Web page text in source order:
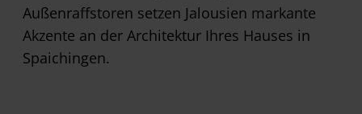
Außenraffstoren setzen Jalousien markante
Akzente an der Architektur Ihres Hauses in
Spaichingen.